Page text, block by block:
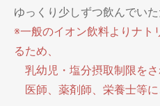
ゆっくり少しずつ飲んでい
※一般のイオン飲料よりナト
るため、
乳幼児・塩分摂取制限を
医師、薬剤師、栄養士等